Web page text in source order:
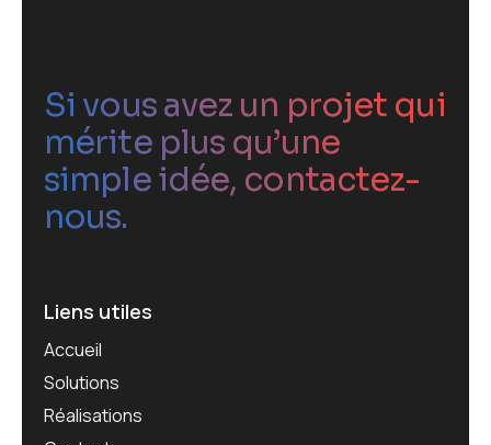
Si vous avez un projet qui
mérite plus qu’une
simple idée, contactez-
nous.
Liens utiles
Accueil
Solutions
Réalisations